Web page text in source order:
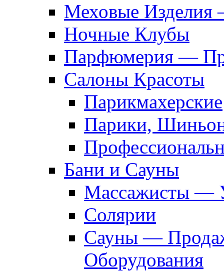
Меховые Изделия
Ночные Клубы
Парфюмерия —
Салоны Красоты
Парикмахерские
Парики,
Бани и Сауны
Массажисты —
Солярии
Сауны —
Оборудования